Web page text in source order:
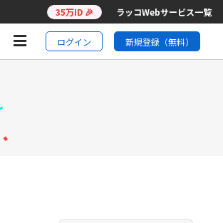
35万ID 🎉 ラッコWebサービス一覧
ログイン 新規登録（無料）